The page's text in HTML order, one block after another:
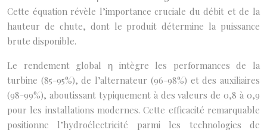
Cette équation révèle l’importance cruciale du débit et de la
hauteur de chute, dont le produit détermine la puissance
brute disponible.
Le rendement global η intègre les performances de la
turbine (85-95%), de l’alternateur (96-98%) et des auxiliaires
(98-99%), aboutissant typiquement à des valeurs de 0,8 à 0,9
pour les installations modernes. Cette efficacité remarquable
positionne l’hydroélectricité parmi les technologies de